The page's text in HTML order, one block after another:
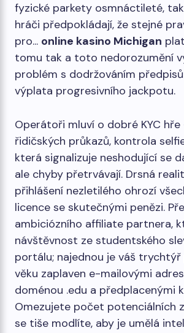
fyzické parkety osmnáctileté,
hráči předpokládají, že stejné
pro... online kasino Michigan
tomu tak a toto nedorozumění
problém s dodržováním
výplata progresivního jackpotu.
Operátoři mluví o dobré KYC hře
řidičských průkazů, kontrola
která signalizuje neshodující se
ale chyby přetrvávají. Drsná
přihlášení nezletilého ohrozí
licence se skutečnými penězi.
ambiciózního affiliate partnera,
návštěvnost ze studentského
portálu; najednou je váš
věku zaplaven e-mailovými
doménou .edu a předplacenými
Omezujete počet potenciálních
se tiše modlíte, aby je umělá